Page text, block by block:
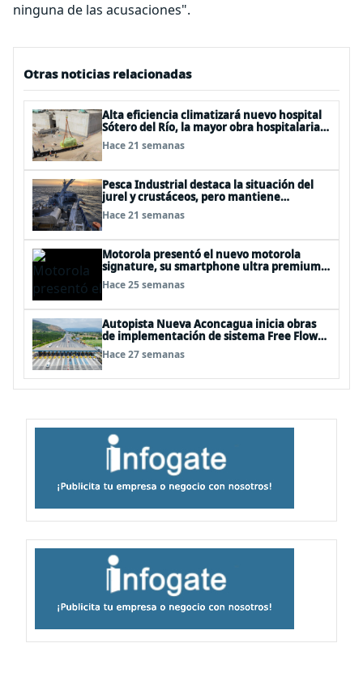
ninguna de las acusaciones".
Otras noticias relacionadas
Alta eficiencia climatizará nuevo hospital
Sótero del Río, la mayor obra hospitalaria
de Chile
Hace 21 semanas
Pesca Industrial destaca la situación del
jurel y crustáceos, pero mantiene
preocupación por la merluza común
Hace 21 semanas
Motorola presentó el nuevo motorola
signature, su smartphone ultra premium,
junto a un renovado portfolio para 2026
Hace 25 semanas
Autopista Nueva Aconcagua inicia obras
de implementación de sistema Free Flow
para peajes Las Vegas y Pichidangui
Hace 27 semanas